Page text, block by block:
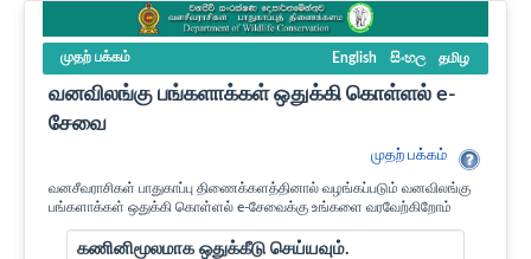
முதற் பக்கம் English සිංහල தமிழ
வனவிலங்கு பங்களாக்கள் ஒதுக்கி கொள்ளல் e-
சேவை
முதற் பக்கம்
வனசீவராசிகள் பாதுகாப்பு திணைக்களத்தினால் வழங்கப்படும் வனவிலங்கு
பங்களாக்கள் ஒதுக்கி கொள்ளல் e-சேவைக்கு உங்களை வரவேற்கிறோம்
கணினிமூலமாக ஒதுக்கீடு செய்யவும்.